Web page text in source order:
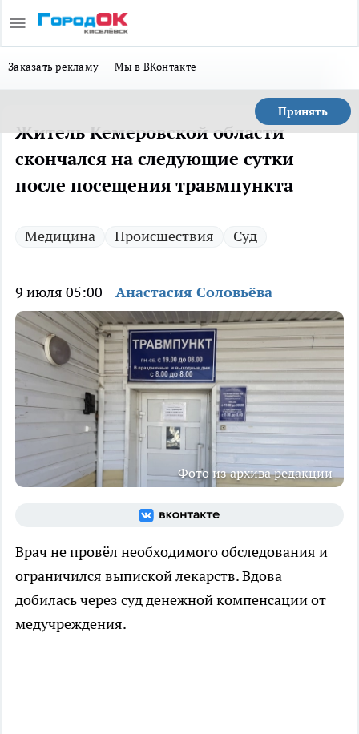
Заказать рекламу Мы в ВКонтакте
Принять
Житель Кемеровской области
скончался на следующие сутки
после посещения травмпункта
Медицина Происшествия Суд
9 июля 05:00 Анастасия Соловьёва
Фото из архива редакции
Врач не провёл необходимого обследования и
ограничился выпиской лекарств. Вдова
добилась через суд денежной компенсации от
медучреждения.